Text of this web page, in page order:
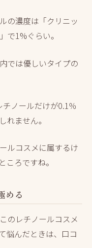
の濃度は「クリニッ
で1%ぐらい。
では優しいタイプの
ノールだけが0.1％
れません。
ルコスメに属するけ
ころですね。
める
のレチノールコスメ
悩んだときは、口コ